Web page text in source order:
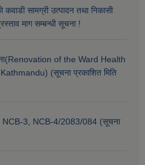
कवाडी सामग्री उत्पादन तथा निकासी
माग सम्बन्धी सूचना !
of the Ward Health
(सूचना प्रकाशित मिति
NCB-3, NCB-4/2083/084 (सूचना